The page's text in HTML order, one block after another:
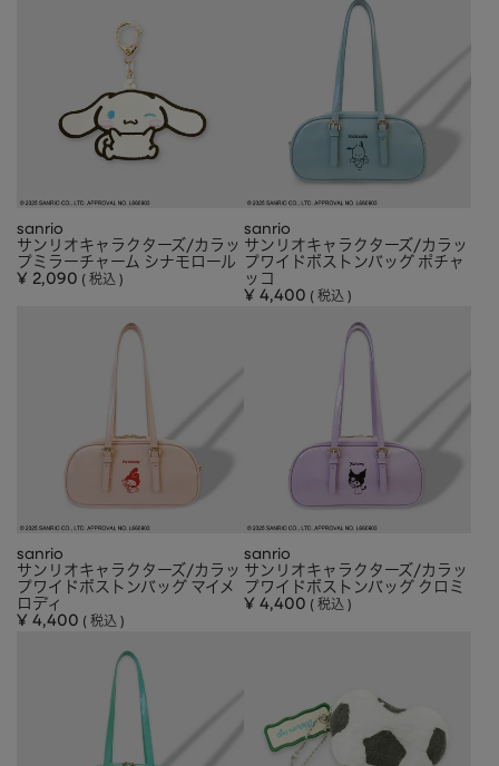
sanrio
サンリオキャラクターズ/カラッ
プミラーチャーム シナモロール
¥ 2,090 税込
sanrio
サンリオキャラクターズ/カラッ
プワイドボストンバッグ ポチャ
ッコ
¥ 4,400 税込
sanrio
サンリオキャラクターズ/カラッ
プワイドボストンバッグ マイメ
ロディ
¥ 4,400 税込
sanrio
サンリオキャラクターズ/カラッ
プワイドボストンバッグ クロミ
¥ 4,400 税込